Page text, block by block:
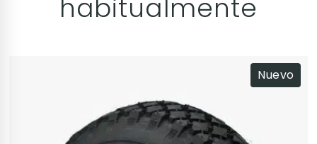
habitualmente
Nuevo